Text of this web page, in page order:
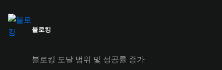
블로킹
블로킹 도달 범위 및 성공률 증가